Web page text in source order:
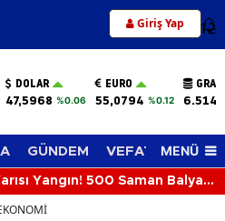
Giriş Yap 12
DOLAR
47,5968 %0.06
EURO
55,0794 %0.12
GÜNDEM VEFAT EDENLER
MENÜ
Yangın! 500 Saman Balyası